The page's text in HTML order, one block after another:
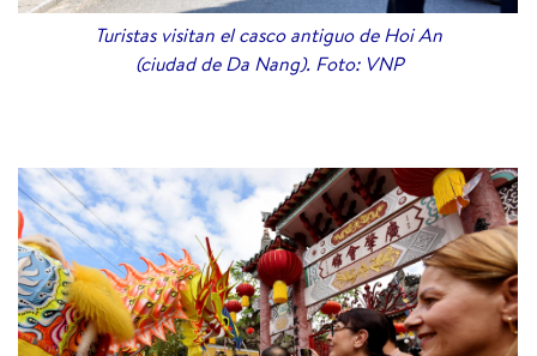
Turistas visitan el casco antiguo de Hoi An
(ciudad de Da Nang). Foto: VNP